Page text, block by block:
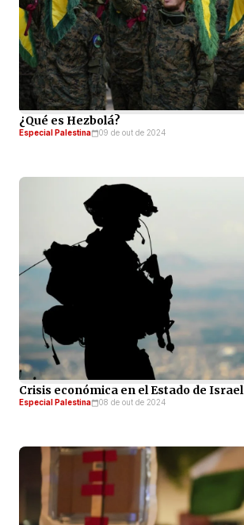
¿Qué es Hezbolá?
Especial Palestina 09 de out de 2024
Crisis económica en el Estado de Israel
Especial Palestina 08 de out de 2024